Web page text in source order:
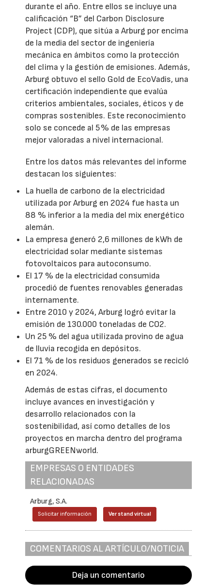
durante el año. Entre ellos se incluye una
calificación “B” del Carbon Disclosure
Project (CDP), que sitúa a Arburg por encima
de la media del sector de ingeniería
mecánica en ámbitos como la protección
del clima y la gestión de emisiones. Además,
Arburg obtuvo el sello Gold de EcoVadis, una
certificación independiente que evalúa
criterios ambientales, sociales, éticos y de
compras sostenibles. Este reconocimiento
solo se concede al 5 % de las empresas
mejor valoradas a nivel internacional.
Entre los datos más relevantes del informe
destacan los siguientes:
La huella de carbono de la electricidad
utilizada por Arburg en 2024 fue hasta un
88 % inferior a la media del mix energético
alemán.
La empresa generó 2,6 millones de kWh de
electricidad solar mediante sistemas
fotovoltaicos para autoconsumo.
El 17 % de la electricidad consumida
procedió de fuentes renovables generadas
internamente.
Entre 2010 y 2024, Arburg logró evitar la
emisión de 130.000 toneladas de CO2.
Un 25 % del agua utilizada provino de agua
de lluvia recogida en depósitos.
El 71 % de los residuos generados se recicló
en 2024.
Además de estas cifras, el documento
incluye avances en investigación y
desarrollo relacionados con la
sostenibilidad, así como detalles de los
proyectos en marcha dentro del programa
arburgGREENworld.
EMPRESAS O ENTIDADES
RELACIONADAS
Arburg, S.A.
Solicitar información Ver stand virtual
COMENTARIOS AL ARTÍCULO/NOTICIA
Deja un comentario